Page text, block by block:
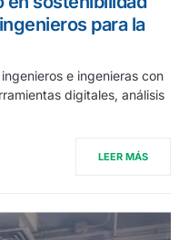
para la
e ingenieras con
digitales, análisis
LEER MÁS